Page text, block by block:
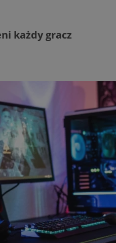
każdy gracz